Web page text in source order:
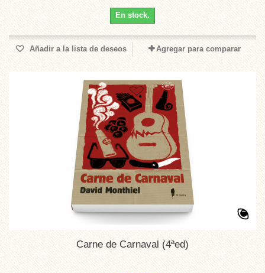
En stock.
Añadir a la lista de deseos Agregar para comparar
Carne de Carnaval (4ªed)